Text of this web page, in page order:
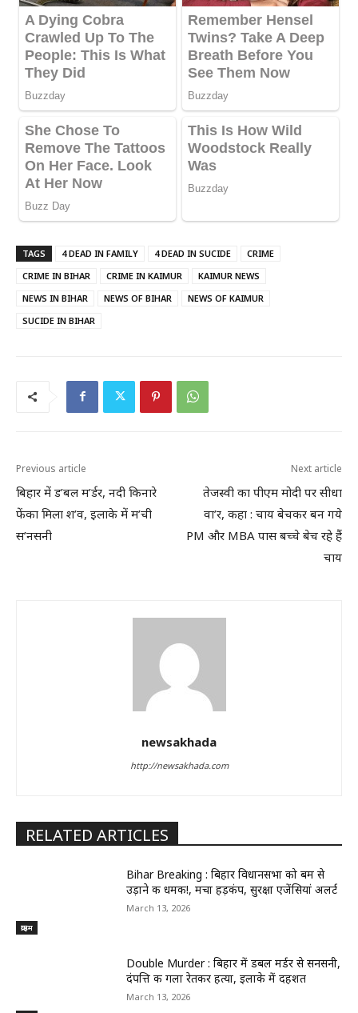
TAGS 4 DEAD IN FAMILY 4 DEAD IN SUCIDE
CRIME
CRIME IN BIHAR
CRIME IN KAIMUR
KAIMUR NEWS
NEWS IN BIHAR
NEWS OF BIHAR
NEWS OF KAIMUR
SUCIDE IN BIHAR
Previous article
बिहार में ड’बल म’र्डर, नदी किनारे
फेंका मिला श’व, इलाके में म’ची
स’नसनी
Next article
तेजस्वी का पीएम मोदी पर सीधा
वा’र, कहा : चाय बेचकर बन गये
PM और MBA पास बच्चे बेच रहे हैं
चाय
newsakhada
http://newsakhada.com
RELATED ARTICLES
क्राइम
Bihar Breaking : बिहार विधानसभा को बम से
उड़ाने की धमकी!, मचा हड़कंप, सुरक्षा एजेंसियां अलर्ट
March 13, 2026
Double Murder : बिहार में डबल मर्डर से सनसनी,
दंपत्ति की गला रेतकर हत्या, इलाके में दहशत
March 13, 2026